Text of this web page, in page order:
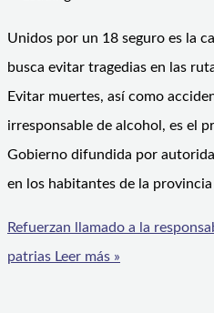
Unidos por un 18 seguro es la
busca evitar tragedias en las
Evitar muertes, así como
irresponsable de alcohol, es el
Gobierno difundida por
en los habitantes de la provincia
Refuerzan llamado a la
patrias Leer más »